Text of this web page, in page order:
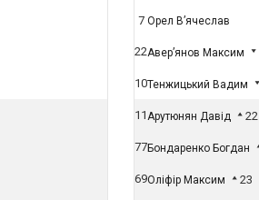
7 Орел В’ячеслав
22Авер’янов Максим
10Тенжицький Вадим
11Арутюнян Давід 22
77Бондаренко Богдан
69Оліфір Максим 23